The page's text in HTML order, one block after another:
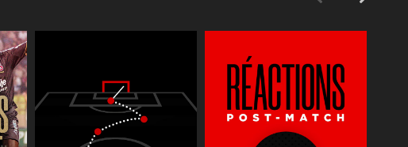
jeunes